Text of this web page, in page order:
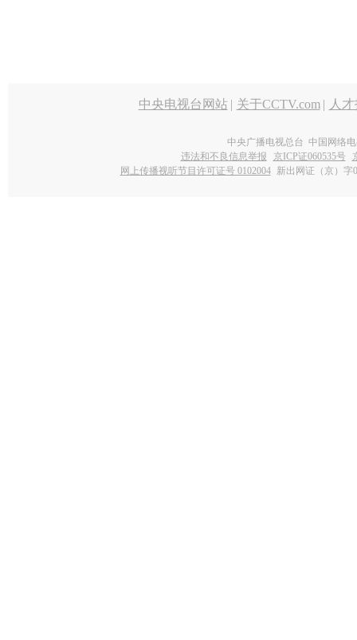
中央电视台网站 | 关于CCTV.com | 人
中央广播电视总台 中国网络
违法和不良信息举报
京ICP证060535号
网上传播视听节目许可证号 0102004 新出网证（京）